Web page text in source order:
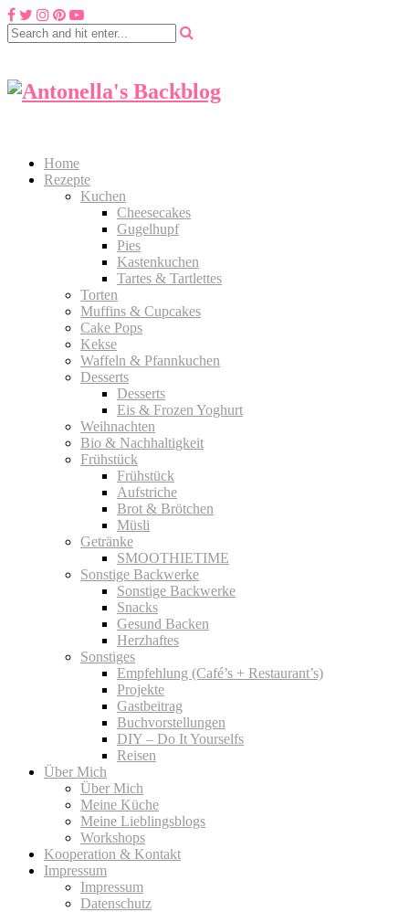
Home
Rezepte
Kuchen
Cheesecakes
Gugelhupf
Pies
Kastenkuchen
Tartes & Tartlettes
Torten
Muffins & Cupcakes
Cake Pops
Kekse
Waffeln & Pfannkuchen
Desserts
Desserts
Eis & Frozen Yoghurt
Weihnachten
Bio & Nachhaltigkeit
Frühstück
Frühstück
Aufstriche
Brot & Brötchen
Müsli
Getränke
SMOOTHIETIME
Sonstige Backwerke
Sonstige Backwerke
Snacks
Gesund Backen
Herzhaftes
Sonstiges
Empfehlung (Café’s + Restaurant’s)
Projekte
Gastbeitrag
Buchvorstellungen
DIY – Do It Yourselfs
Reisen
Über Mich
Über Mich
Meine Küche
Meine Lieblingsblogs
Workshops
Kooperation & Kontakt
Impressum
Impressum
Datenschutz